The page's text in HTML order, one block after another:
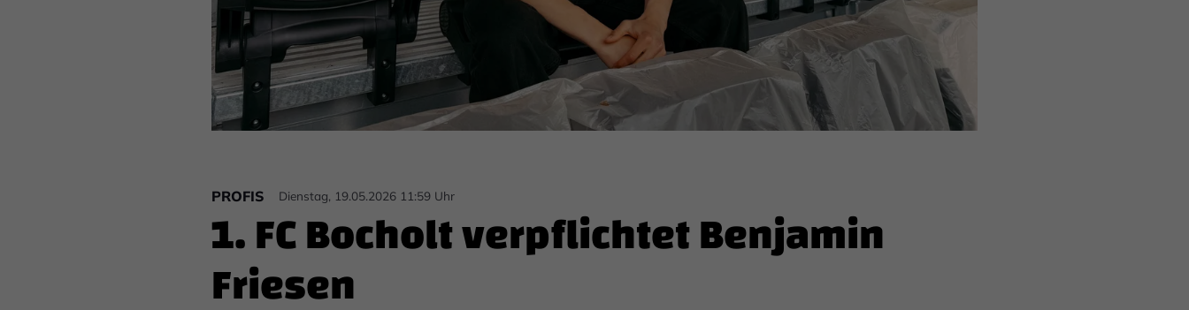
PROFIS Dienstag, 19.05.2026 11:59 Uhr
1. FC Bocholt verpflichtet Benjamin
Friesen